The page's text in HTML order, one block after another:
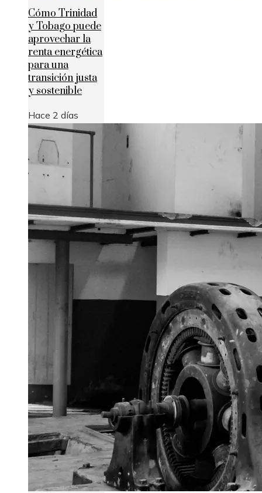
Cómo Trinidad
y Tobago puede
aprovechar la
renta energética
para una
transición justa
y sostenible
Hace 2 días